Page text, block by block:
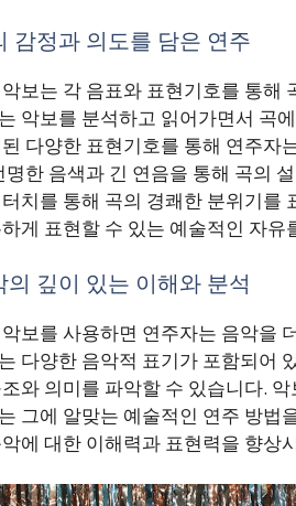
감정과 의도를 담은 연주
보는 각 음표와 표현기호를 통해
악보를 분석하고 읽어가면서 곡
다양한 표현기호를 통해 연주자
명한 음색과 긴 연음을 통해 곡의
치를 통해 곡의 경쾌한 분위기를
게 표현할 수 있는 예술적인 자유
의 깊이 있는 이해와 분석
보를 사용하면 연주자는 음악을
다양한 음악적 표기가 포함되어
와 의미를 파악할 수 있습니다.
그에 알맞는 예술적인 연주 방법
에 대한 이해력과 표현력을 향상